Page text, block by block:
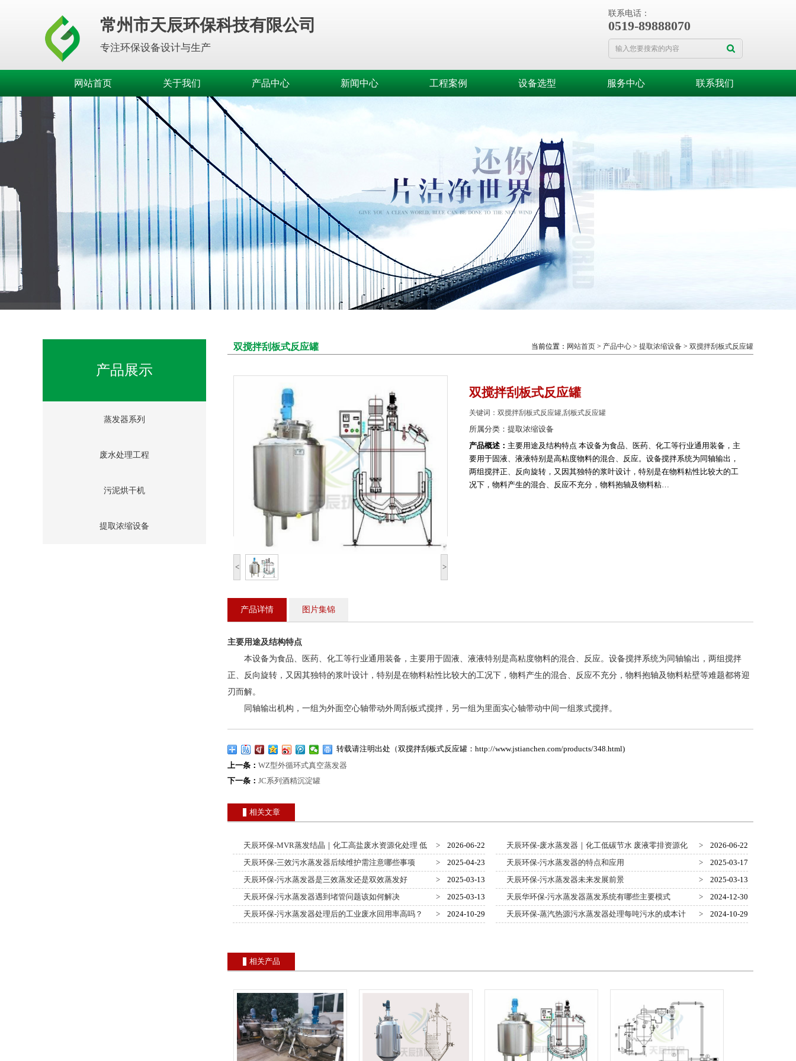
常州市天辰环保科技有限公司
专注环保设备设计与生产
联系电话：
0519-89888070
网站首页 关于我们 产品中心 新闻中心 工程案例 设备选型 服务中心 联系我们
产品展示
蒸发器系列
废水处理工程
污泥烘干机
提取浓缩设备
双搅拌刮板式反应罐 当前位置： 网站首页 > 产品中心 > 提取浓缩设备 > 双搅拌刮板式反应罐
< >
双搅拌刮板式反应罐
关键词：双搅拌刮板式反应罐,刮板式反应罐
所属分类： 提取浓缩设备
产品概述： 主要用途及结构特点 本设备为食品、医药、化工等行业通用装备，主
要用于固液、液液特别是高粘度物料的混合、反应。设备搅拌系统为同轴输出，
两组搅拌正、反向旋转，又因其独特的浆叶设计，特别是在物料粘性比较大的工
况下，物料产生的混合、反应不充分，物料抱轴及物料粘…
产品详情 图片集锦
主要用途及结构特点
本设备为食品、医药、化工等行业通用装备，主要用于固液、液液特别是高粘度物料的混合、反应。设备搅拌系统为同轴输出，两组搅拌
正、反向旋转，又因其独特的浆叶设计，特别是在物料粘性比较大的工况下，物料产生的混合、反应不充分，物料抱轴及物料粘壁等难题都将迎
刃而解。
同轴输出机构，一组为外面空心轴带动外周刮板式搅拌，另一组为里面实心轴带动中间一组浆式搅拌。
转载请注明出处（双搅拌刮板式反应罐： http://www.jstianchen.com/products/348.html)
上一条： WZ型外循环式真空蒸发器
下一条： JC系列酒精沉淀罐
相关文章
2026-06-22
>
天辰环保-MVR蒸发结晶｜化工高盐废水资源化处理 低
碳节能解决方案
2026-06-22
>
天辰环保-废水蒸发器｜化工低碳节水 废液零排资源化
回用设备文案
2025-04-23
>
天辰环保-三效污水蒸发器后续维护需注意哪些事项 2025-03-17
>
天辰环保-污水蒸发器的特点和应用
2025-03-13
>
天辰环保-污水蒸发器是三效蒸发还是双效蒸发好 2025-03-13
>
天辰环保-污水蒸发器未来发展前景
2025-03-13
>
天辰环保-污水蒸发器遇到堵管问题该如何解决 2024-12-30
>
天辰华环保-污水蒸发器蒸发系统有哪些主要模式
2024-10-29
>
天辰环保-污水蒸发器处理后的工业废水回用率高吗？ 2024-10-29
>
天辰环保-蒸汽热源污水蒸发器处理每吨污水的成本计
相关产品